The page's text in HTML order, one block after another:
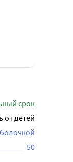
срок
от детей
50